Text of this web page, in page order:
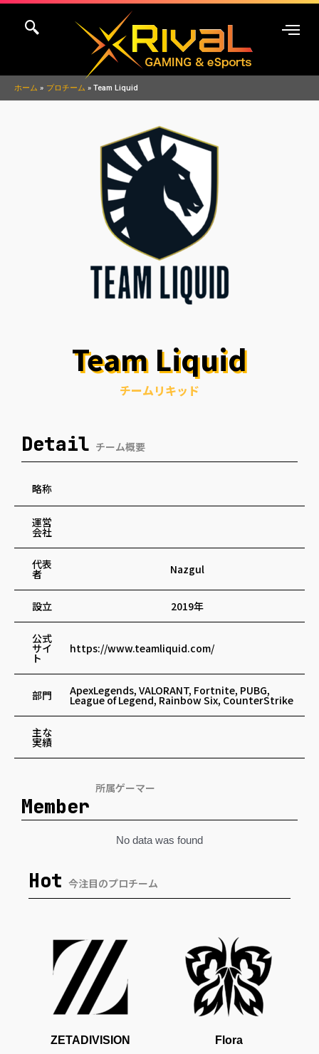
ホーム プロチーム Team Liquid
Team Liquid
チームリキッド
Detail チーム概要
略称
運営
会社
代表
者 Nazgul
設立 2019年
公式
サイ
ト
https://www.teamliquid.com/
部門 ApexLegends, VALORANT, Fortnite, PUBG,
League of Legend, Rainbow Six, CounterStrike
主な
実績
Member
所属ゲーマー
No data was found
Hot 今注目のプロチーム
ZETADIVISION Flora